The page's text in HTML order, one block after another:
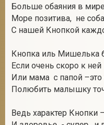
Больше обаяния в
Море позитива, не
С нашей Кнопкой
Кнопка иль Мишелька
Если очень скоро к
Или мама с папой
Полюбить малышку
Ведь характер Кнопки